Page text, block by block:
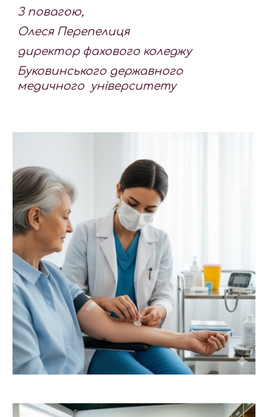
З повагою,
Олеся Перепелиця
директор фахового коледжу
Буковинського державного
медичного університету